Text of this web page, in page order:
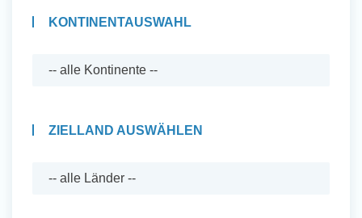
KONTINENTAUSWAHL
ZIELLAND AUSWÄHLEN